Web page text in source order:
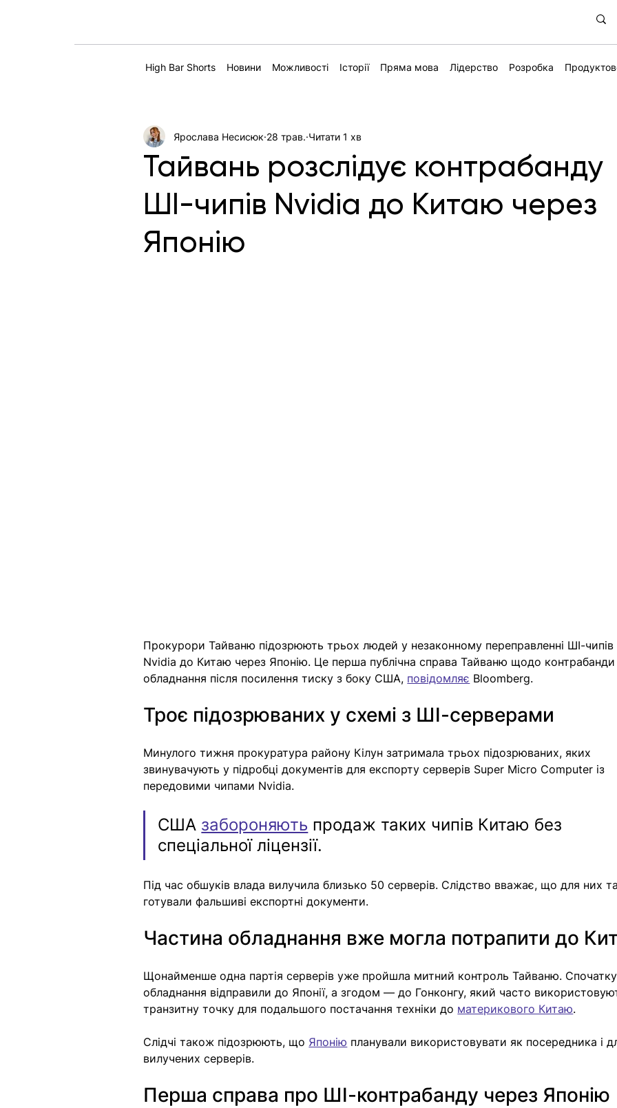
High Bar Shorts Новини Можливості Історії Пряма мова Лідерство Розробка
Тайвань розслідує контрабанду
ШІ-чипів Nvidia до Китаю через
Японію
Ярослава Несисюк 28 трав. Читати 1 хв
Прокурори Тайваню підозрюють трьох людей у незаконному переправленні ШІ-чипів
Nvidia до Китаю через Японію. Це перша публічна справа Тайваню щодо
обладнання після посилення тиску з боку США, повідомляє Bloomberg.
Троє підозрюваних у схемі з ШІ-серверами
Минулого тижня прокуратура району Кілун затримала трьох підозрюваних, яких
звинувачують у підробці документів для експорту серверів Super Micro Computer із
передовими чипами Nvidia.
США забороняють продаж таких чипів Китаю без
спеціальної ліцензії.
Під час обшуків влада вилучила близько 50 серверів. Слідство вважає, що для них
готували фальшиві експортні документи.
Частина обладнання вже могла потрапити до
Щонайменше одна партія серверів уже пройшла митний контроль Тайваню.
обладнання відправили до Японії, а згодом — до Гонконгу, який часто
транзитну точку для подальшого постачання техніки до материкового Китаю.
Слідчі також підозрюють, що Японію планували використовувати як посередника і
вилучених серверів.
Перша справа про ШІ-контрабанду через Японію